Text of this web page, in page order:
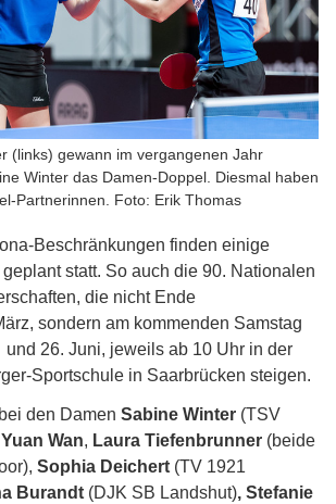
(links) gewann im vergangenen Jahr
Winter das Damen-Doppel. Diesmal haben
Partnerinnen. Foto: Erik Thomas
Beschränkungen finden einige
statt. So auch die 90. Nationalen
die nicht Ende
sondern am kommenden Samstag
26. Juni, jeweils ab 10 Uhr in der
Sportschule in Saarbrücken steigen.
den Damen Sabine Winter (TSV
Yuan Wan, Laura Tiefenbrunner (beide
Sophia Deichert (TV 1921
Burandt (DJK SB Landshut), Stefanie